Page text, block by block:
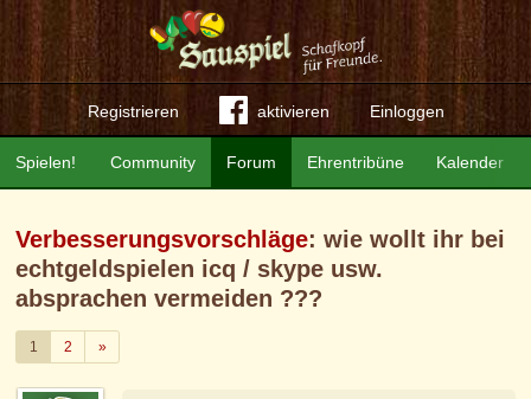
Registrieren aktivieren Einloggen
Community Forum Ehrentribüne Kalender
Spielen!
Verbesserungsvorschläge: wie wollt ihr bei
echtgeldspielen icq / skype usw.
absprachen vermeiden ???
1 2 »Weiter